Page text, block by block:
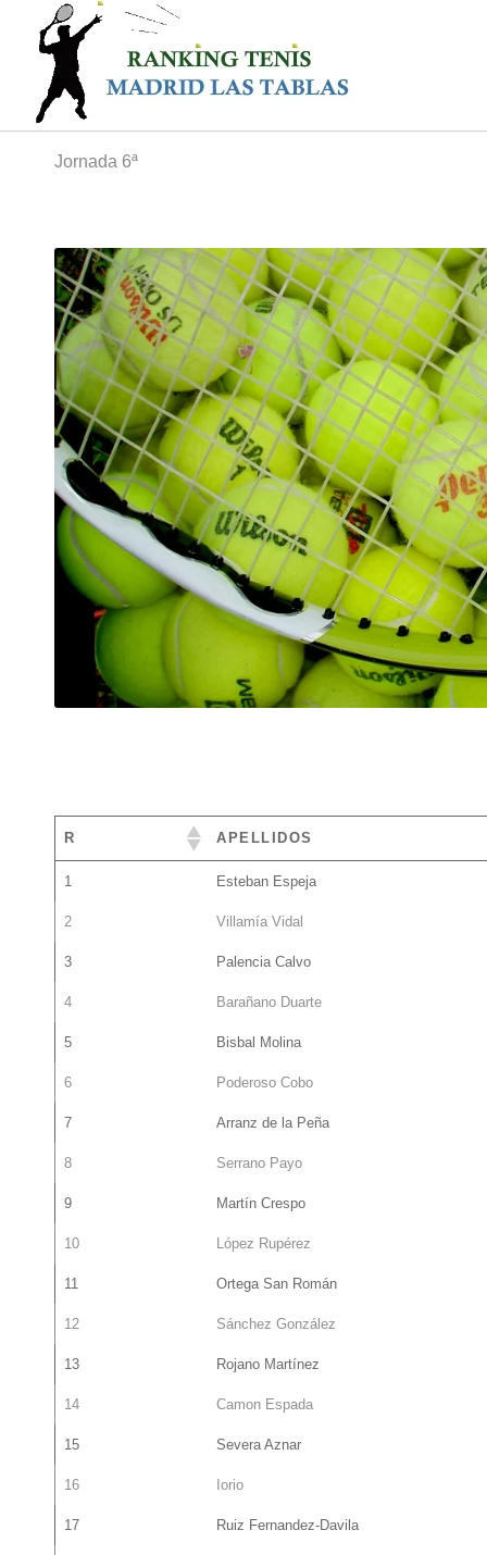
Jornada 6ª
R APELLIDOS
1 Esteban Espeja
2 Villamía Vidal
3 Palencia Calvo
4 Barañano Duarte
5 Bisbal Molina
6 Poderoso Cobo
7 Arranz de la Peña
8 Serrano Payo
9 Martín Crespo
10 López Rupérez
11 Ortega San Román
12 Sánchez González
13 Rojano Martínez
14 Camon Espada
15 Severa Aznar
16 Iorio
17 Ruiz Fernandez-Davila